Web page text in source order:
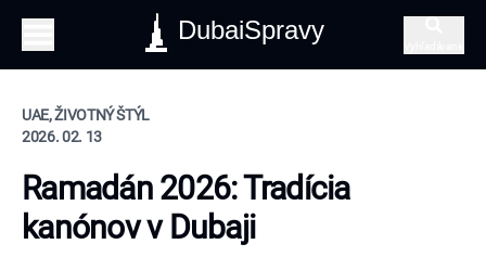
DubaiSpravy
UAE, ŽIVOTNÝ ŠTÝL
2026. 02. 13
Ramadán 2026: Tradícia
kanónov v Dubaji